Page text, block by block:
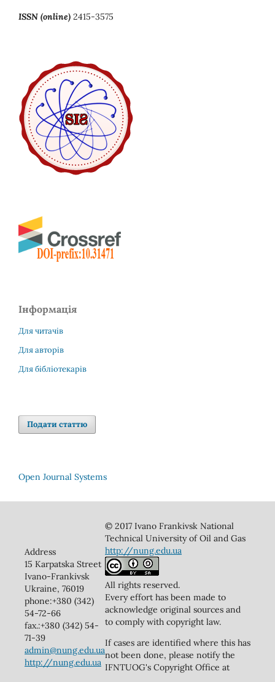
ISSN (online) 2415-3575
Інформація
Для читачів
Для авторів
Для бібліотекарів
Подати статтю
Open Journal Systems
Address
15 Karpatska Street
Ivano-Frankivsk
Ukraine, 76019
phone:+380 (342)
54-72-66
fax.:+380 (342) 54-
71-39
admin@nung.edu.ua
http://nung.edu.ua
© 2017 Ivano Frankivsk National
Technical University of Oil and Gas
http://nung.edu.ua
All rights reserved.
Every effort has been made to
acknowledge original sources and
to comply with copyright law.
If cases are identified where this has
not been done, please notify the
IFNTUOG's Copyright Office at